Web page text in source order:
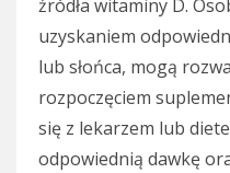
źródła witaminy D.
uzyskaniem
lub słońca, mogą
rozpoczęciem
się z lekarzem lub
odpowiednią dawkę